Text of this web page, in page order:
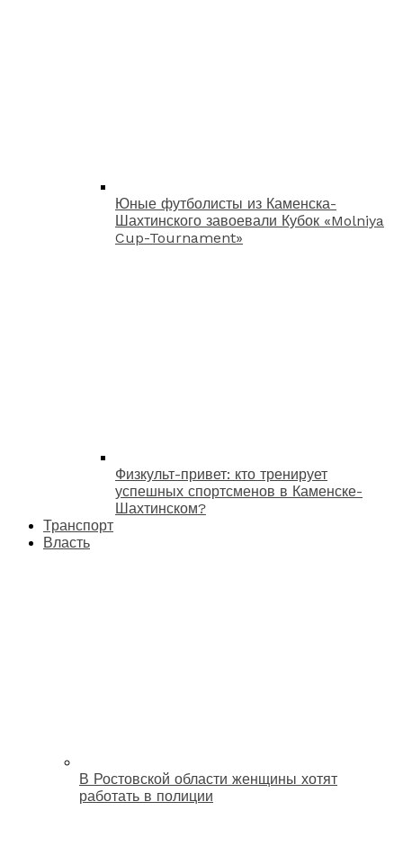
Юные футболисты из Каменска-
Шахтинского завоевали Кубок «Molniya
Cup-Tournament»
Физкульт-привет: кто тренирует
успешных спортсменов в Каменске-
Шахтинском?
Транспорт
Власть
В Ростовской области женщины хотят
работать в полиции